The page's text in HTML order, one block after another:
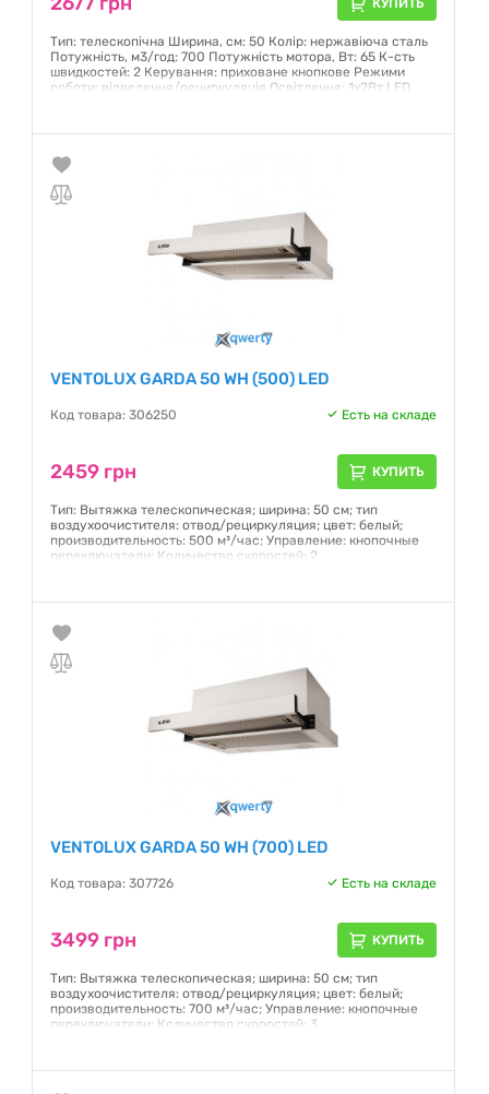
Тип: телескопічна Ширина, см: 50 Колір: нержавіюча сталь
Потужність, м3/год: 700 Потужність мотора, Вт: 65 К-сть
швидкостей: 2 Керування: приховане кнопкове Режими
роботи: відведення/рециркуляція Освітлення: 1х2Вт LED
Гарантия:12 месяцев
VENTOLUX GARDA 50 WH (500) LED
Код товара: 306250 Есть на складе
2459 грн КУПИТЬ
Тип: Вытяжка телескопическая; ширина: 50 см; тип
воздухоочистителя: отвод/рециркуляция; цвет: белый;
производительность: 500 м³/час; Управление: кнопочные
переключатели; Количество скоростей: 2
VENTOLUX GARDA 50 WH (700) LED
Код товара: 307726 Есть на складе
3499 грн КУПИТЬ
Тип: Вытяжка телескопическая; ширина: 50 см; тип
воздухоочистителя: отвод/рециркуляция; цвет: белый;
производительность: 700 м³/час; Управление: кнопочные
переключатели; Количество скоростей: 3